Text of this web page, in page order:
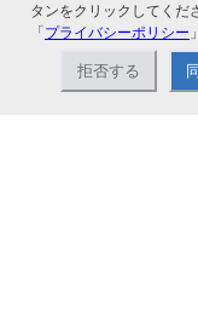
タンをクリックしてくだ
「プライバシーポリシー
拒否する